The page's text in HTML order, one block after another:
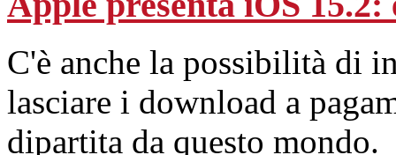
C'è anche la possibilità di
lasciare i download a
dipartita da questo mondo.